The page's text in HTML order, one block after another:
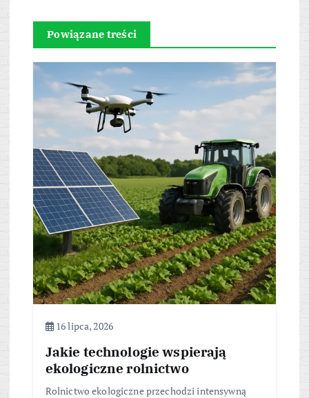
Powiązane treści
16 lipca, 2026
Jakie technologie wspierają
ekologiczne rolnictwo
Rolnictwo ekologiczne przechodzi intensywną